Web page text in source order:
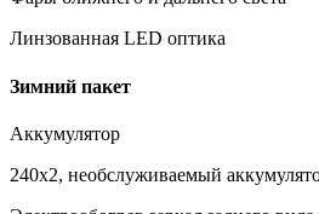
Линзованная LED оптика
Зимний пакет
Аккумулятор
240x2, необслуживаемый